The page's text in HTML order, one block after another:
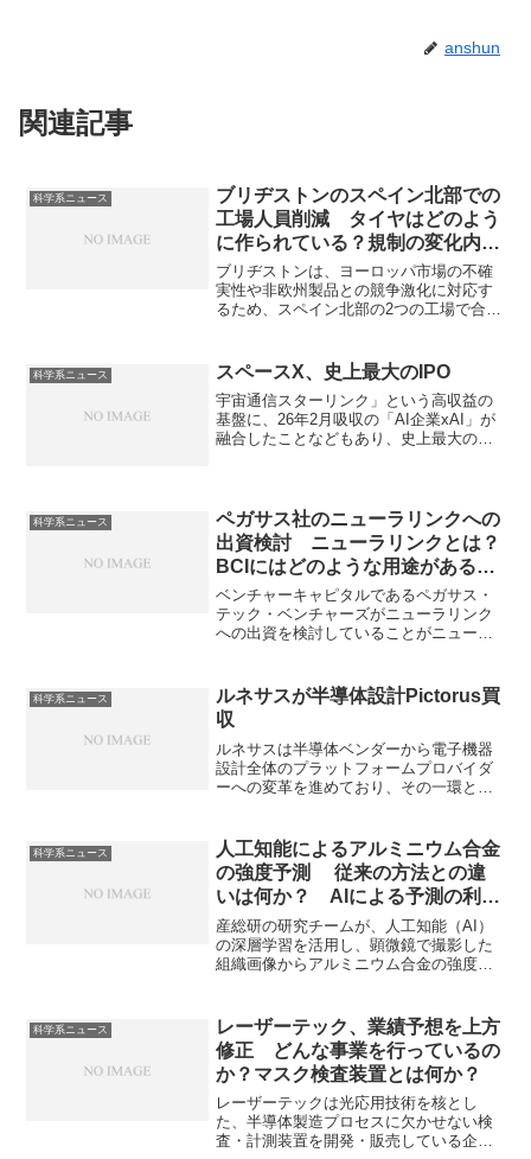
anshun
関連記事
科学系ニュース
ブリヂストンのスペイン北部での
工場人員削減 タイヤはどのよう
に作られている？規制の変化内
容？
ブリヂストンは、ヨーロッパ市場の不確
実性や非欧州製品との競争激化に対応す
るため、スペイン北部の2つの工場で合計
欧州製品の台頭による競争激化が生産能
力の調整を必要とする要因となっていま
す。タイヤの製造法や差別化のポイン
ト、規制がどのように変化しているかを
知ることができます。
科学系ニュース スペースX、史上最大のIPO
宇宙通信スターリンク」という高収益の
基盤に、26年2月吸収の「AI企業xAI」が
融合したことなどもあり、史上最大の規
科学系ニュース
ペガサス社のニューラリンクへの
出資検討 ニューラリンクとは？
BCIにはどのような用途があるの
か？
ベンチャーキャピタルであるペガサス・
テック・ベンチャーズがニューラリンク
への出資を検討していることがニュース
を操作するBCIの開発を行っている企業で
す。BCIが何に使われるのか、どのような
仕組みを持つのかを知ることができま
す。
科学系ニュース
ルネサスが半導体設計Pictorus買
収
ルネサスは半導体ベンダーから電子機器
設計全体のプラットフォームプロバイダ
ーへの変革を進めており、その一環と思
ます。
科学系ニュース
人工知能によるアルミニウム合金
の強度予測 従来の方法との違
いは何か？ AIによる予測の利点
は何か？
産総研の研究チームが、人工知能（AI）
の深層学習を活用し、顕微鏡で撮影した
組織画像からアルミニウム合金の強度を
発には多くの実験と評価が必要でした
が、この技術により、画像のみで強度を
予測できるようになり、非破壊、短時間
での強度予測が可能になっています。ア
ルミニウム合金とは何か、どのように予
測を行うのかなどを知ることができる記
事になっています。
科学系ニュース
レーザーテック、業績予想を上方
修正 どんな事業を行っているの
か？マスク検査装置とは何か？
レーザーテックは光応用技術を核とし
た、半導体製造プロセスに欠かせない検
査・計測装置を開発・販売している企業